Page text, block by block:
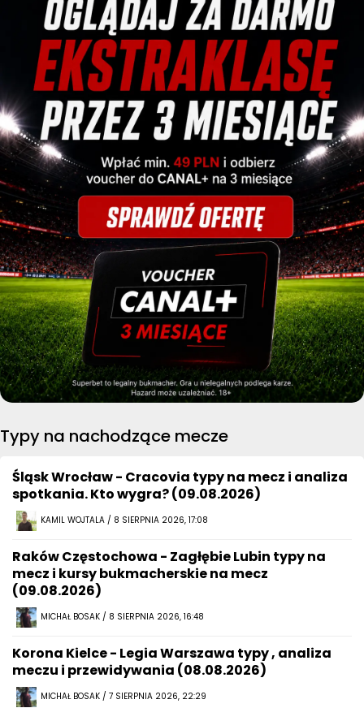
Typy na nachodzące mecze
Śląsk Wrocław - Cracovia typy na mecz i analiza
spotkania. Kto wygra? (09.08.2026)
KAMIL WOJTALA / 8 SIERPNIA 2026, 17:08
Raków Częstochowa - Zagłębie Lubin typy na
mecz i kursy bukmacherskie na mecz
(09.08.2026)
MICHAŁ BOSAK / 8 SIERPNIA 2026, 16:48
Korona Kielce - Legia Warszawa typy , analiza
meczu i przewidywania (08.08.2026)
MICHAŁ BOSAK / 7 SIERPNIA 2026, 22:29